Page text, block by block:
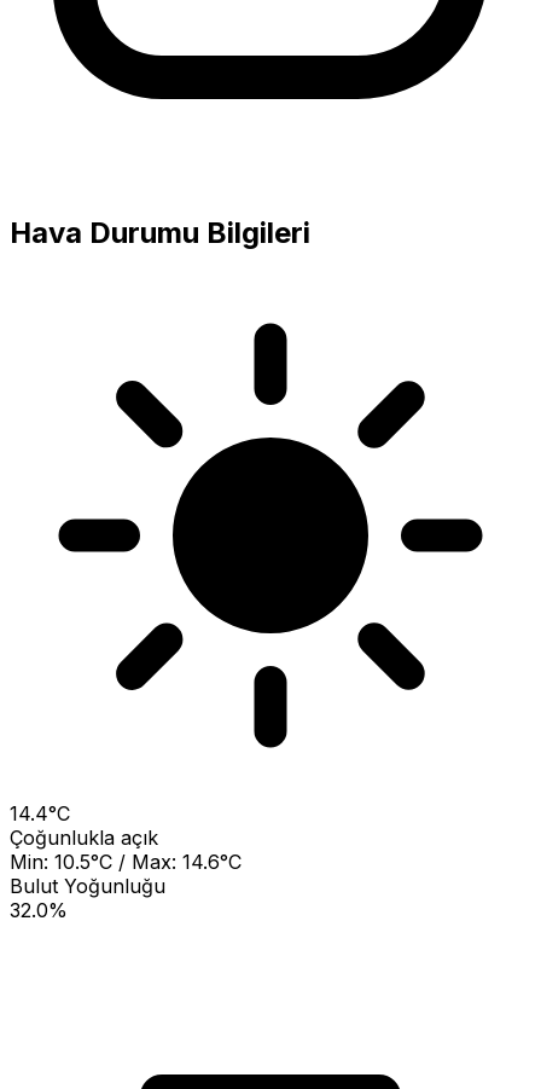
Hava Durumu Bilgileri
14.4°C
Çoğunlukla açık
Min: 10.5°C / Max: 14.6°C
Bulut Yoğunluğu
32.0%